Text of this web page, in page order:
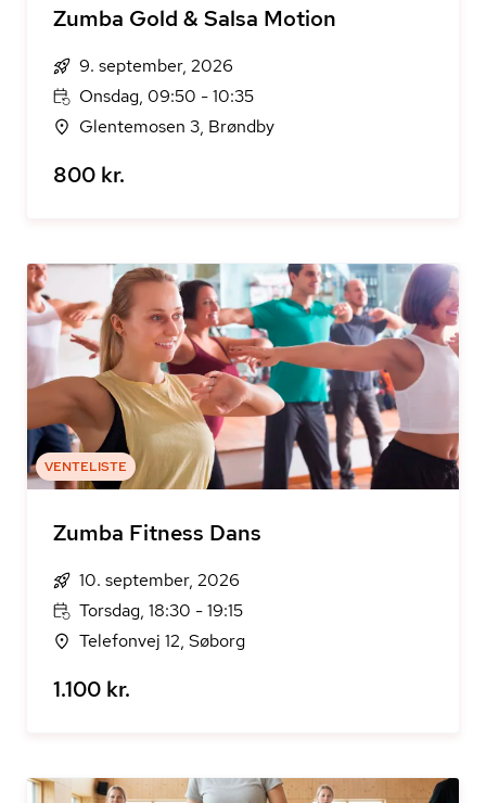
Zumba Gold & Salsa Motion
9. september, 2026
Onsdag, 09:50 - 10:35
Glentemosen 3, Brøndby
800 kr.
VENTELISTE
Zumba Fitness Dans
10. september, 2026
Torsdag, 18:30 - 19:15
Telefonvej 12, Søborg
1.100 kr.